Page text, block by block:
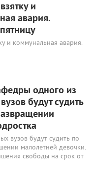
и
авария.
и коммунальная авария.
одного из
будут судить
вузов будут судить по
малолетней девочки.
свободы на срок от